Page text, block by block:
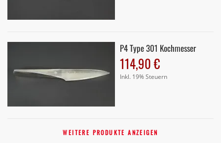
P4 Type 301 Kochmesser
114,90 €
Inkl. 19% Steuern
WEITERE PRODUKTE ANZEIGEN